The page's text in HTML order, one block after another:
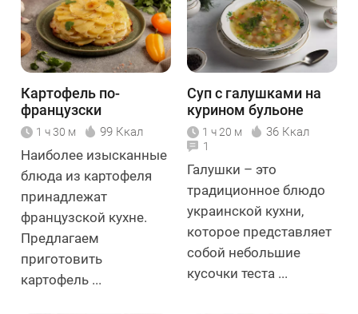
Картофель по-
французски
«Буланжер»
1 ч 30 м 99 Ккал
Наиболее изысканные
блюда из картофеля
принадлежат
французской кухне.
Предлагаем
приготовить
картофель ...
Суп с галушками на
курином бульоне
1 ч 20 м 36 Ккал
1
Галушки – это
традиционное блюдо
украинской кухни,
которое представляет
собой небольшие
кусочки теста ...